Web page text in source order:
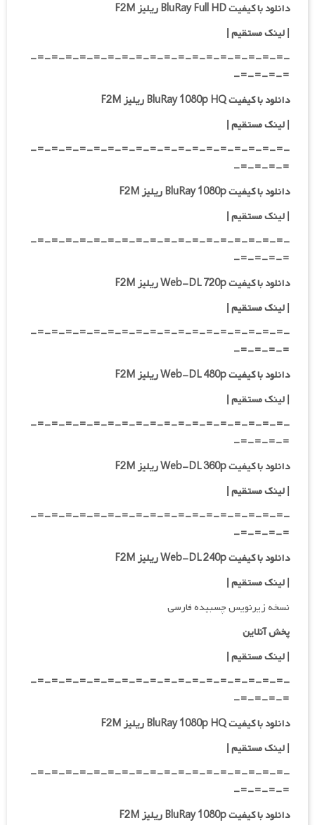
دانلود با کیفیت BluRay Full HD ریلیز F2M
|لینک مستقیم|
-=-=-=-=-=-=-=-=-=-=-=-=-=-=-=-=-=-=-
=-=-=-=-
دانلود با کیفیت BluRay 1080p HQ ریلیز F2M
|لینک مستقیم|
-=-=-=-=-=-=-=-=-=-=-=-=-=-=-=-=-=-=-
=-=-=-=-
دانلود با کیفیت BluRay 1080p ریلیز F2M
|لینک مستقیم|
-=-=-=-=-=-=-=-=-=-=-=-=-=-=-=-=-=-=-
=-=-=-=-
دانلود با کیفیت Web-DL 720p ریلیز F2M
|لینک مستقیم|
-=-=-=-=-=-=-=-=-=-=-=-=-=-=-=-=-=-=-
=-=-=-=-
دانلود با کیفیت Web-DL 480p ریلیز F2M
|لینک مستقیم|
-=-=-=-=-=-=-=-=-=-=-=-=-=-=-=-=-=-=-
=-=-=-=-
دانلود با کیفیت Web-DL 360p ریلیز F2M
| لینک مستقیم|
-=-=-=-=-=-=-=-=-=-=-=-=-=-=-=-=-=-=-
=-=-=-=-
دانلود با کیفیت Web-DL 240p ریلیز F2M
| لینک مستقیم|
نسخه زیرنویس چسبیده فارسی
پخش آنلاین
| لینک مستقیم|
-=-=-=-=-=-=-=-=-=-=-=-=-=-=-=-=-=-=-
=-=-=-=-
دانلود با کیفیت BluRay 1080p HQ ریلیز F2M
|لینک مستقیم|
-=-=-=-=-=-=-=-=-=-=-=-=-=-=-=-=-=-=-
=-=-=-=-
دانلود با کیفیت BluRay 1080p ریلیز F2M